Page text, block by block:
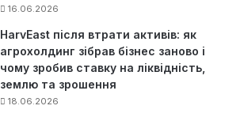
16.06.2026
HarvEast після втрати активів: як
агрохолдинг зібрав бізнес заново і
чому зробив ставку на ліквідність,
землю та зрошення
18.06.2026